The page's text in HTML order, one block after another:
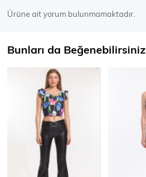
Ürüne ait yorum bulunmamaktadır.
Bunları da Beğenebilirsiniz